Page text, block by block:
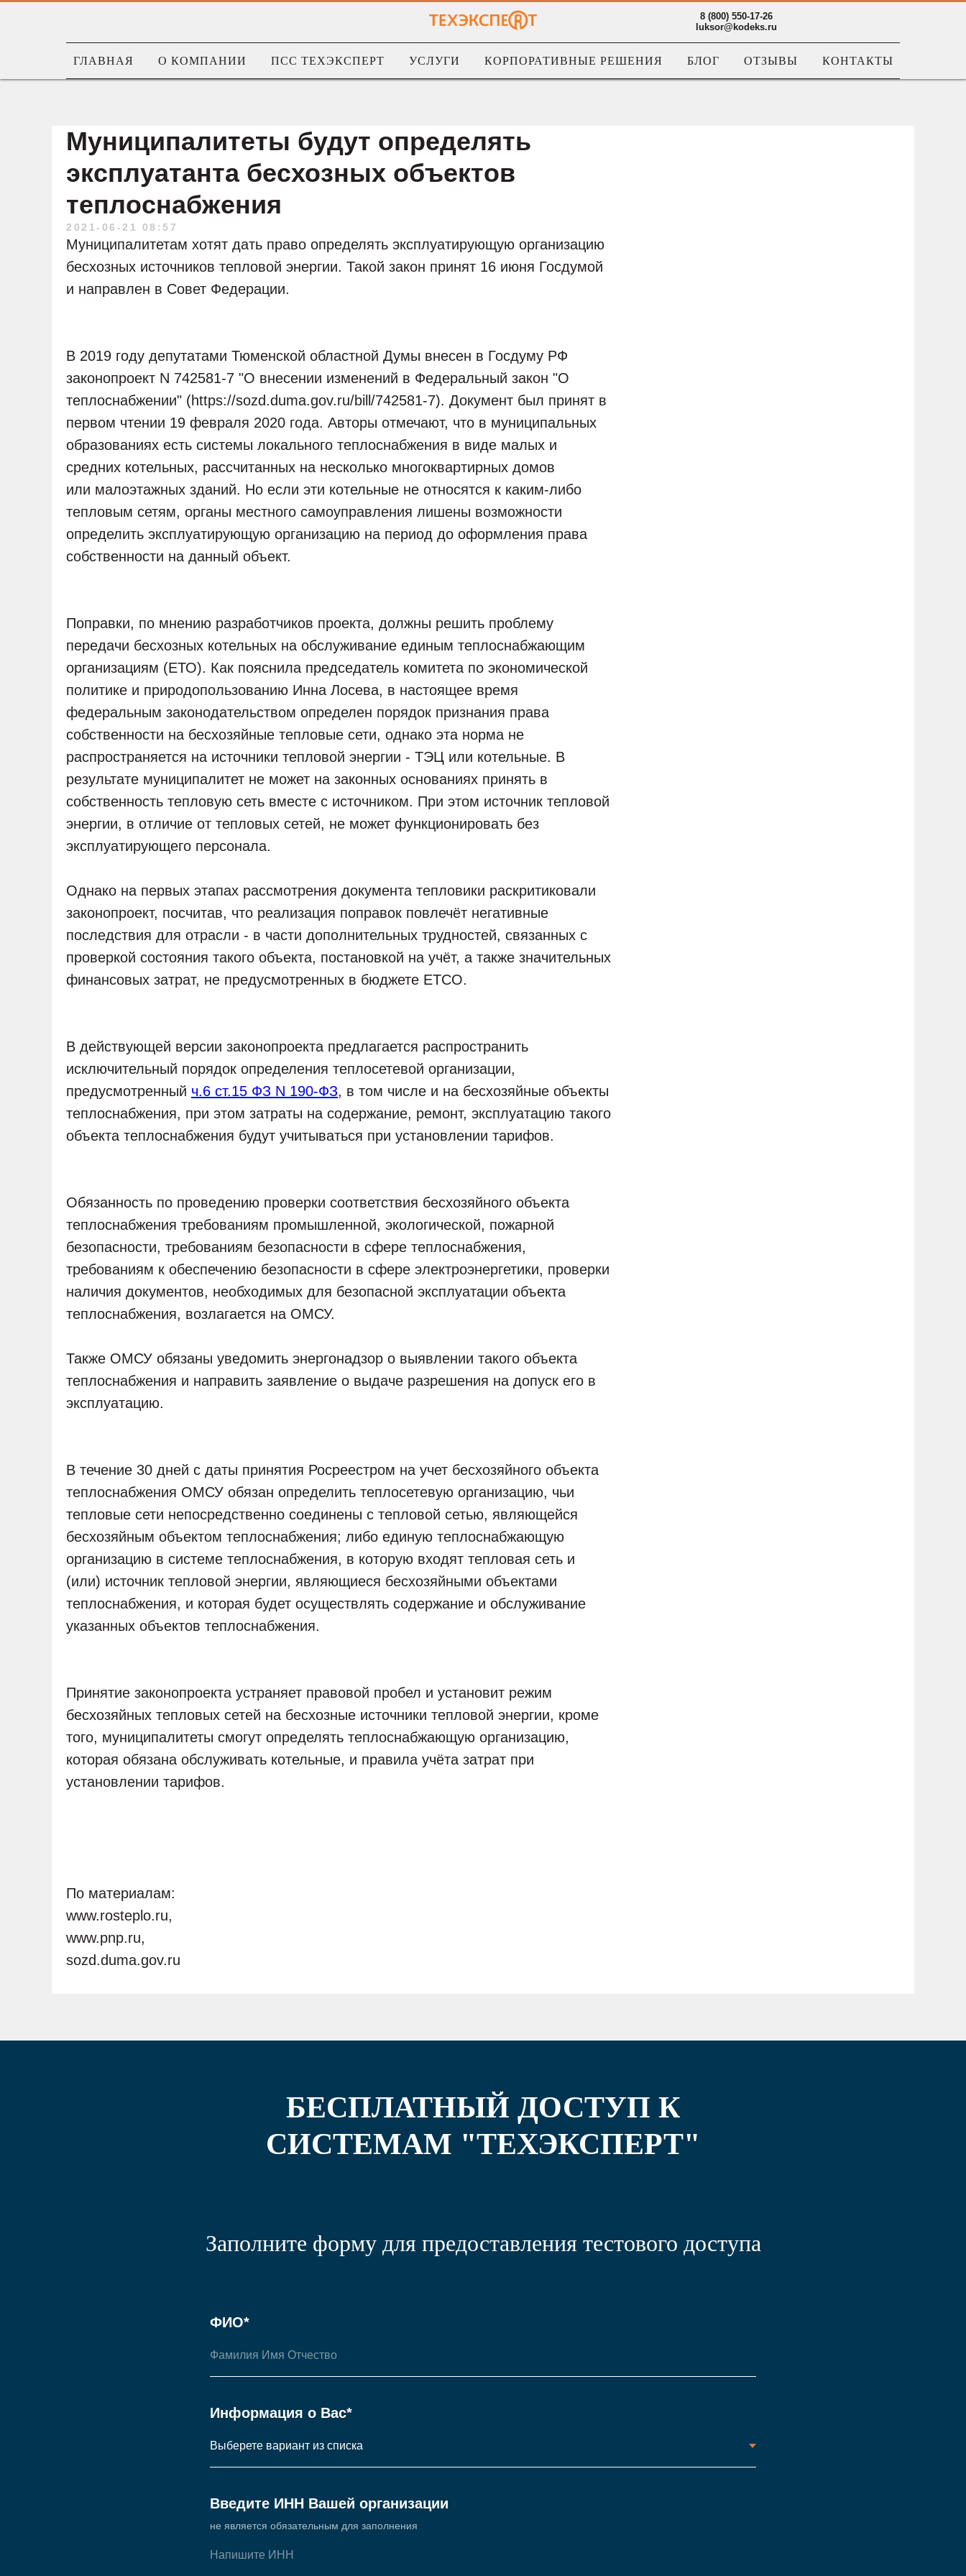
8 (800) 550-17-26
luksor@kodeks.ru
ГЛАВНАЯ О КОМПАНИИ ПСС ТЕХЭКСПЕРТ УСЛУГИ КОРПОРАТИВНЫЕ РЕШЕНИЯ БЛОГ ОТЗЫВЫ КОНТАКТЫ
Муниципалитеты будут определять
эксплуатанта бесхозных объектов
теплоснабжения
2021-06-21 08:57
Муниципалитетам хотят дать право определять эксплуатирующую организацию
бесхозных источников тепловой энергии. Такой закон принят 16 июня Госдумой
и направлен в Совет Федерации.
В 2019 году депутатами Тюменской областной Думы внесен в Госдуму РФ
законопроект N 742581-7 "О внесении изменений в Федеральный закон "О
теплоснабжении" (https://sozd.duma.gov.ru/bill/742581-7). Документ был принят в
первом чтении 19 февраля 2020 года. Авторы отмечают, что в муниципальных
образованиях есть системы локального теплоснабжения в виде малых и
средних котельных, рассчитанных на несколько многоквартирных домов
или малоэтажных зданий. Но если эти котельные не относятся к каким-либо
тепловым сетям, органы местного самоуправления лишены возможности
определить эксплуатирующую организацию на период до оформления права
собственности на данный объект.
Поправки, по мнению разработчиков проекта, должны решить проблему
передачи бесхозных котельных на обслуживание единым теплоснабжающим
организациям (ЕТО). Как пояснила председатель комитета по экономической
политике и природопользованию Инна Лосева, в настоящее время
федеральным законодательством определен порядок признания права
собственности на бесхозяйные тепловые сети, однако эта норма не
распространяется на источники тепловой энергии - ТЭЦ или котельные. В
результате муниципалитет не может на законных основаниях принять в
собственность тепловую сеть вместе с источником. При этом источник тепловой
энергии, в отличие от тепловых сетей, не может функционировать без
эксплуатирующего персонала.
Однако на первых этапах рассмотрения документа тепловики раскритиковали
законопроект, посчитав, что реализация поправок повлечёт негативные
последствия для отрасли - в части дополнительных трудностей, связанных с
проверкой состояния такого объекта, постановкой на учёт, а также значительных
финансовых затрат, не предусмотренных в бюджете ЕТСО.
В действующей версии законопроекта предлагается распространить
исключительный порядок определения теплосетевой организации,
предусмотренный ч.6 ст.15 ФЗ N 190-ФЗ, в том числе и на бесхозяйные объекты
теплоснабжения, при этом затраты на содержание, ремонт, эксплуатацию такого
объекта теплоснабжения будут учитываться при установлении тарифов.
Обязанность по проведению проверки соответствия бесхозяйного объекта
теплоснабжения требованиям промышленной, экологической, пожарной
безопасности, требованиям безопасности в сфере теплоснабжения,
требованиям к обеспечению безопасности в сфере электроэнергетики, проверки
наличия документов, необходимых для безопасной эксплуатации объекта
теплоснабжения, возлагается на ОМСУ.
Также ОМСУ обязаны уведомить энергонадзор о выявлении такого объекта
теплоснабжения и направить заявление о выдаче разрешения на допуск его в
эксплуатацию.
В течение 30 дней с даты принятия Росреестром на учет бесхозяйного объекта
теплоснабжения ОМСУ обязан определить теплосетевую организацию, чьи
тепловые сети непосредственно соединены с тепловой сетью, являющейся
бесхозяйным объектом теплоснабжения; либо единую теплоснабжающую
организацию в системе теплоснабжения, в которую входят тепловая сеть и
(или) источник тепловой энергии, являющиеся бесхозяйными объектами
теплоснабжения, и которая будет осуществлять содержание и обслуживание
указанных объектов теплоснабжения.
Принятие законопроекта устраняет правовой пробел и установит режим
бесхозяйных тепловых сетей на бесхозные источники тепловой энергии, кроме
того, муниципалитеты смогут определять теплоснабжающую организацию,
которая обязана обслуживать котельные, и правила учёта затрат при
установлении тарифов.
По материалам:
www.rosteplo.ru,
www.pnp.ru,
sozd.duma.gov.ru
БЕСПЛАТНЫЙ ДОСТУП К
СИСТЕМАМ "ТЕХЭКСПЕРТ"
Заполните форму для предоставления тестового доступа
ФИО*
Информация о Вас*
Введите ИНН Вашей организации
не является обязательным для заполнения